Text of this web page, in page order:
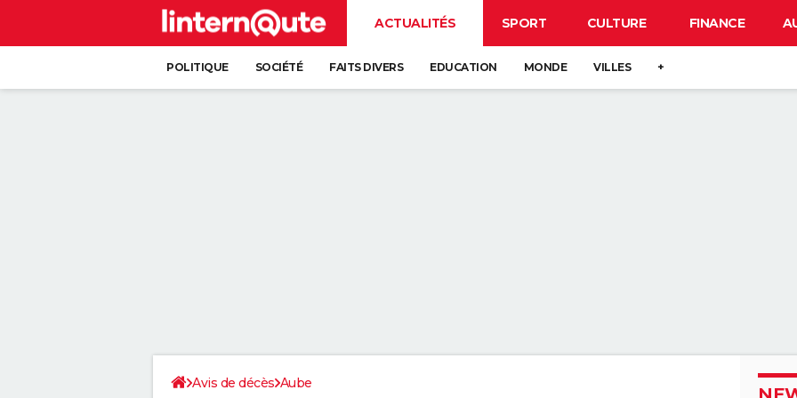
ACTUALITÉS SPORT CULTURE FINANCE
POLITIQUE SOCIÉTÉ FAITS DIVERS EDUCATION MONDE VILLES +
Avis de décès Aube